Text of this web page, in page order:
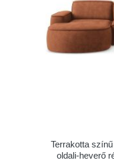
Terrakotta
oldali-heverő